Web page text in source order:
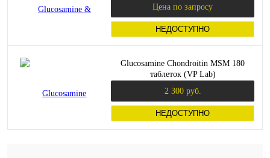
Цена по запросу
НЕДОСТУПНО
Glucosamine Chondroitin MSM 180
таблеток (VP Lab)
2 300 руб.
НЕДОСТУПНО